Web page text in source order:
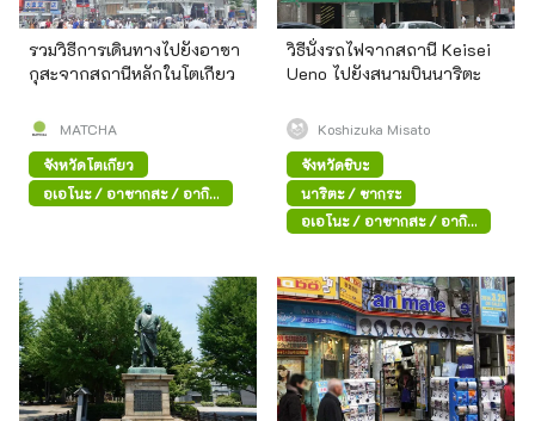
รวมวิธีการเดินทางไปยังอาซา
กุสะจากสถานีหลักในโตเกียว
MATCHA
จังหวัดโตเกียว
อุเอโนะ / อาซากุสะ / อากิ
ฮาบาระ
วิธีนั่งรถไฟจากสถานี Keisei
Ueno ไปยังสนามบินนาริตะ
Koshizuka Misato
จังหวัดชิบะ
นาริตะ / ซากุระ
อุเอโนะ / อาซากุสะ / อากิ
ฮาบาระ